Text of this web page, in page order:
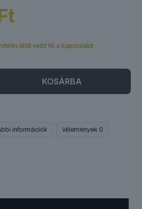
előtt vedd fel a kapcsolatot
KOSÁRBA
információk Vélemények 0